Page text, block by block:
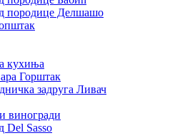
породице Делшашо
кухиња
Горштак
задруга Ливач
виногради
Del Sasso